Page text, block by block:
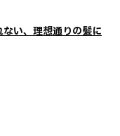
い、理想通りの髪に